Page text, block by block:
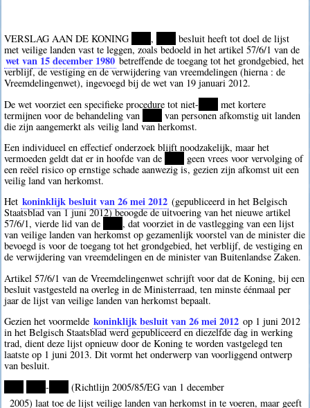
VERSLAG AAN DE KONING ****,
besluit heeft tot doel de lijst
met veilige landen vast te leggen, zoals bedoeld in het artikel 57/6/1 van de
wet van 15 december 1980 betreffende de toegang tot het grondgebied, het
verblijf, de vestiging en de verwijdering van vreemdelingen (hierna : de
Vreemdelingenwet), ingevoegd bij de wet van 19 januari 2012.
De wet voorziet een specifieke procedure tot niet-
met kortere
termijnen voor de behandeling van
van personen afkomstig uit landen
die zijn aangemerkt als veilig land van herkomst.
Een individueel en effectief onderzoek blijft noodzakelijk, maar het
vermoeden geldt dat er in hoofde van de
geen vrees voor vervolging of
een reëel risico op ernstige schade aanwezig is, gezien zijn afkomst uit een
veilig land van herkomst.
Het koninklijk besluit van 26 mei 2012 (gepubliceerd in het Belgisch
Staatsblad van 1 juni 2012) beoogde de uitvoering van het nieuwe artikel
57/6/1, vierde lid van de
****, dat voorziet in de vastlegging van een lijst
van veilige landen van herkomst op gezamenlijk voorstel van de minister die
bevoegd is voor de toegang tot het grondgebied, het verblijf, de vestiging en
de verwijdering van vreemdelingen en de minister van Buitenlandse Zaken.
Artikel 57/6/1 van de Vreemdelingenwet schrijft voor dat de Koning, bij een
besluit vastgesteld na overleg in de Ministerraad, ten minste éénmaal per
jaar de lijst van veilige landen van herkomst bepaalt.
Gezien het voormelde koninklijk besluit van 26 mei 2012 op 1 juni 2012
in het Belgisch Staatsblad werd gepubliceerd en diezelfde dag in werking
trad, dient deze lijst opnieuw door de Koning te worden vastgelegd ten
laatste op 1 juni 2013. Dit vormt het onderwerp van voorliggend ontwerp
van besluit.
****-
(Richtlijn 2005/85/EG van 1 december
2005) laat toe de lijst veilige landen van herkomst in te voeren, maar geeft